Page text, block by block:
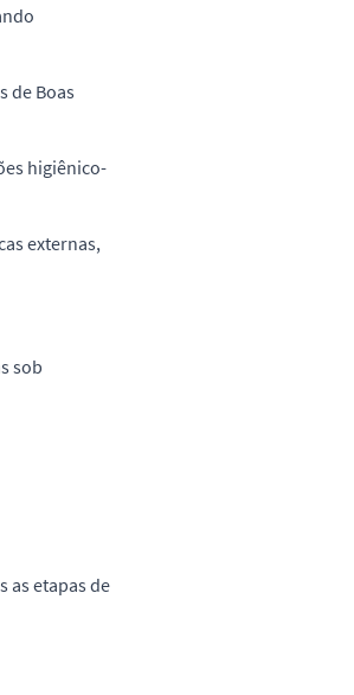
de Boas
higiênico-
externas,
sob
as etapas de